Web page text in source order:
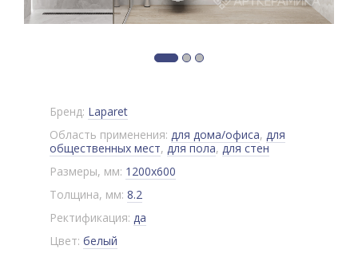
Бренд: Laparet
Область применения: для дома/офиса, для
общественных мест, для пола,для стен
Размеры, мм: 1200x600
Толщина, мм: 8.2
Ректификация: да
Цвет: белый